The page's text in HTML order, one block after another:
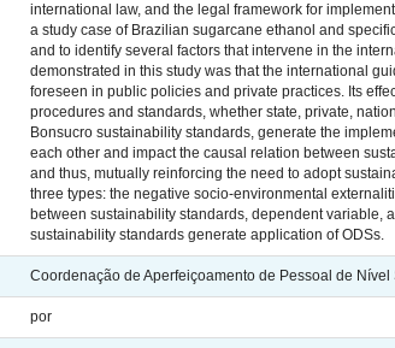
international law, and the legal framework for
a study case of Brazilian sugarcane ethanol and
and to identify several factors that intervene in the
demonstrated in this study was that the international
foreseen in public policies and private practices. Its
procedures and standards, whether state, private,
Bonsucro sustainability standards, generate the
each other and impact the causal relation between
and thus, mutually reinforcing the need to adopt
three types: the negative socio-environmental
between sustainability standards, dependent variable,
sustainability standards generate application of ODSs.
Coordenação de Aperfeiçoamento de Pessoal de Nível
por